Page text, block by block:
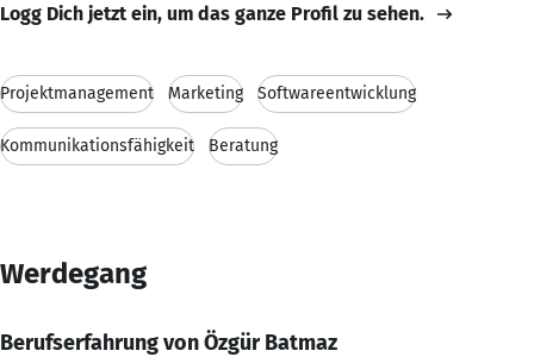
Logg Dich jetzt ein, um das ganze Profil zu sehen.
Projektmanagement Marketing Softwareentwicklung
Kommunikationsfähigkeit Beratung
Werdegang
Berufserfahrung von Özgür Batmaz